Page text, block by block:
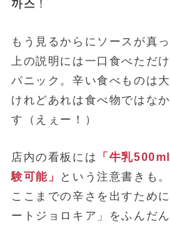
까스 ！
もう見るからにソースが真
上の説明には一口食べただ
パニック。辛い食べものは
けれどあれは食べ物ではな
す（えぇー！）
店内の看板には
「牛乳
験可能」 という注意書きも。
ここまでの辛さを出すため
ートジョロキア」をふんだ